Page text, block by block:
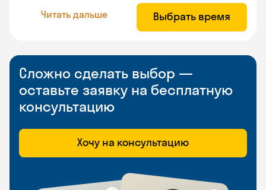
Читать дальше Выбрать время
Сложно сделать выбор —
оставьте заявку на бесплатную
консультацию
Хочу на консультацию